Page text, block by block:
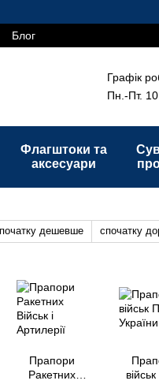
Україна!
Блог
Графік
Пн.-Пт.
Флагштоки та
аксесуари
дешевше спочатку
Прапори
Ракетних